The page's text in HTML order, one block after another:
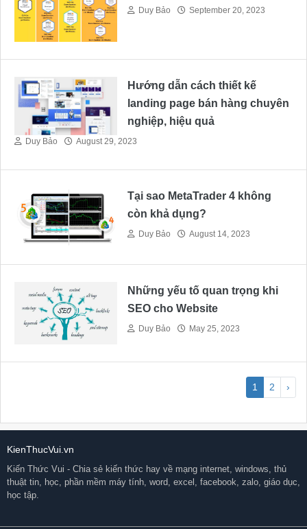
Duy Bảo September 20, 2023
Hướng dẫn cách thiết kế
landing page bán hàng chuyên
nghiệp, hiệu quả
Duy Bảo August 29, 2023
Tại sao MetaTrader 4 không
còn khả dụng?
Duy Bảo August 14, 2023
Những yếu tố quan trọng khi
SEO cho Website
Duy Bảo May 25, 2023
1 2 ›
KienThucVui.vn
Kiến Thức Vui - Chia sẻ kiến thức hay về mạng internet, windows, thủ
thuật tin, học, phần mềm máy tính, word, excel, facebook, zalo, giáo dục,
học tập.